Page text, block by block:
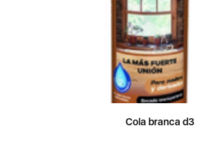
Cola branca d3